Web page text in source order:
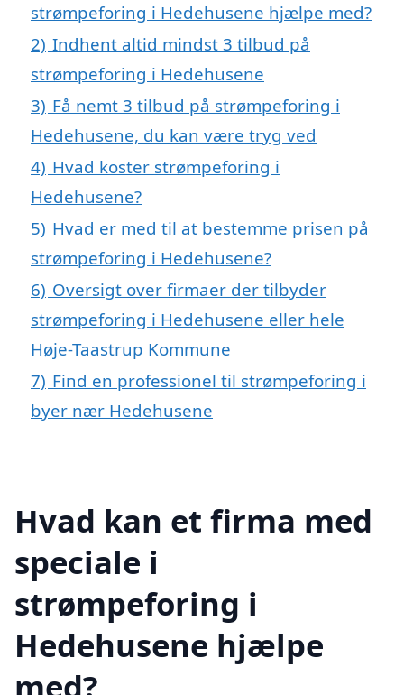
strømpeforing i Hedehusene hjælpe med?
2) Indhent altid mindst 3 tilbud på
strømpeforing i Hedehusene
3) Få nemt 3 tilbud på strømpeforing i
Hedehusene, du kan være tryg ved
4) Hvad koster strømpeforing i
Hedehusene?
5) Hvad er med til at bestemme prisen på
strømpeforing i Hedehusene?
6) Oversigt over firmaer der tilbyder
strømpeforing i Hedehusene eller hele
Høje-Taastrup Kommune
7) Find en professionel til strømpeforing i
byer nær Hedehusene
Hvad kan et firma med
speciale i
strømpeforing i
Hedehusene hjælpe
med?